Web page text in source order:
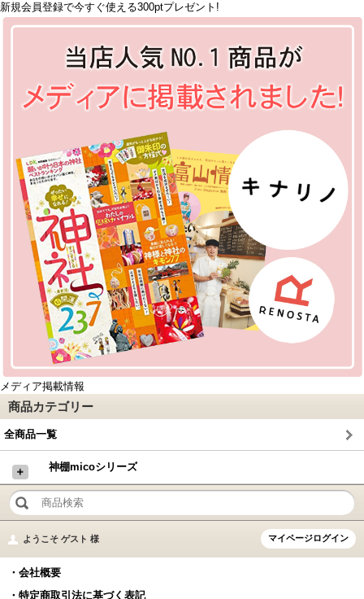
新規会員登録で今すぐ使える300ptプレゼント!
メディア掲載情報
商品カテゴリー
全商品一覧
＋ 神棚micoシリーズ
ようこそ ゲスト 様 マイページログイン
・会社概要
・特定商取引法に基づく表記